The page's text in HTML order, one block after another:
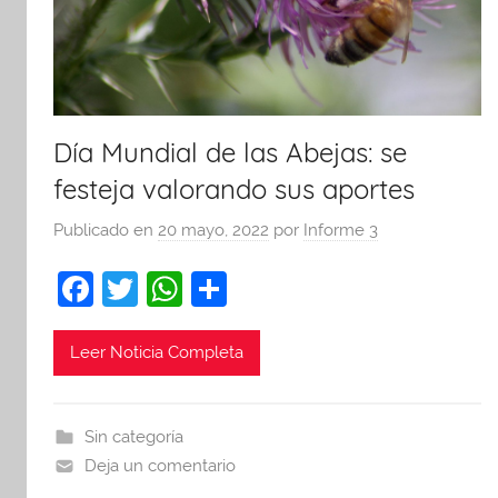
Día Mundial de las Abejas: se
festeja valorando sus aportes
Publicado en 20 mayo, 2022 por Informe 3
F
a
c
b
o
T
w
itt
W
h
at
A
p
o
m
tir
Leer Noticia Completa
Sin categoría
Deja un comentario